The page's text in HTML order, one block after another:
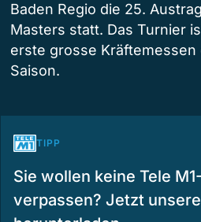
Baden Regio die 25.
Masters statt. Das Turnier
erste grosse
Saison.
TIPP
Sie wollen keine Tele
verpassen? Jetzt